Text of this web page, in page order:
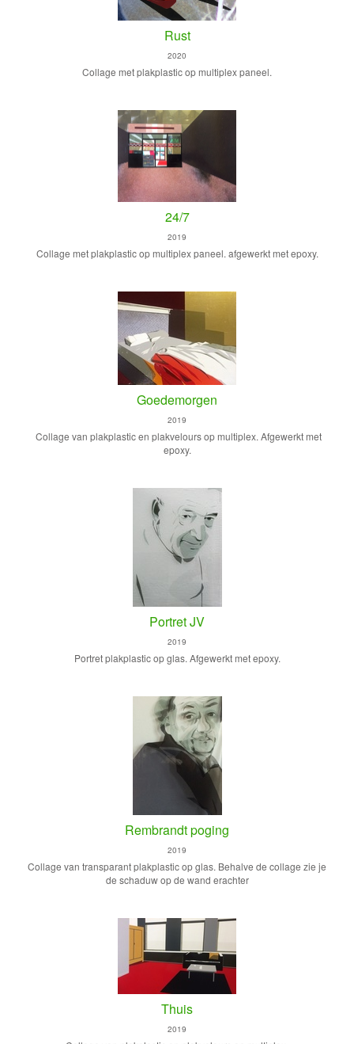
Rust
2020
Collage met plakplastic op multiplex paneel.
24/7
2019
Collage met plakplastic op multiplex paneel. afgewerkt met epoxy.
Goedemorgen
2019
Collage van plakplastic en plakvelours op multiplex. Afgewerkt met
epoxy.
Portret JV
2019
Portret plakplastic op glas. Afgewerkt met epoxy.
Rembrandt poging
2019
Collage van transparant plakplastic op glas. Behalve de collage zie je
de schaduw op de wand erachter
Thuis
2019